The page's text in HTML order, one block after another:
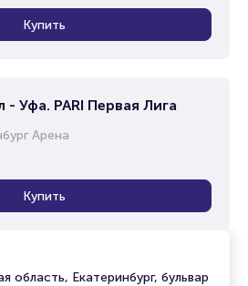
область, Екатеринбург, бульвар
Купить
- Уфа. PARI Первая Лига
Арена
Купить